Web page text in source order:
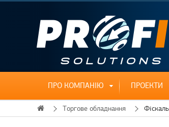
ПРО КОМПАНІЮ ПРОЕКТИ
Торгове обладнання